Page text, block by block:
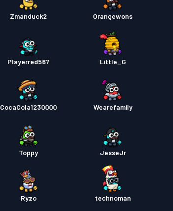
Orangewons
Zmanduck2
Little_G
Playerred567
Wearefamily
CocaCola1230000
JesseJr
Toppy
technoman
Ryzo